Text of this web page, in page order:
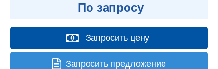
По запросу
Запросить цену
Запросить предложение